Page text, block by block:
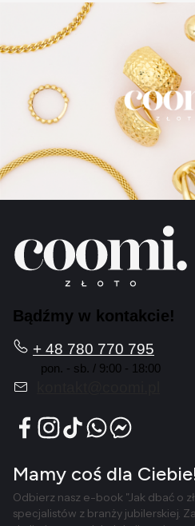
Bądźmy w kontakcie!
+ 48 780 770 795
pon. - sb. / 9:00 - 18:00
Mamy coś dla
Odbierz nasz e-book "Jak dbać o
specjalistów z branży jubilerskiej.